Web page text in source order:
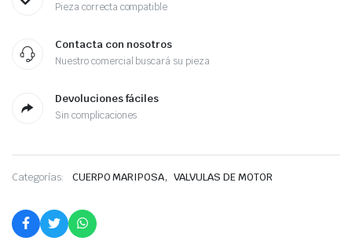
Pieza correcta compatible
Contacta con nosotros
Nuestro comercial buscará su pieza
Devoluciones fáciles
Sin complicaciones
Categorías: CUERPO MARIPOSA, VALVULAS DE MOTOR